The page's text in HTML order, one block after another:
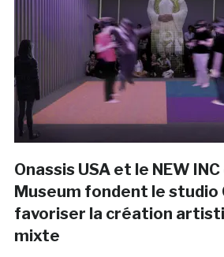
Onassis USA et le NEW
Museum fondent le studio
favoriser la création
mixte